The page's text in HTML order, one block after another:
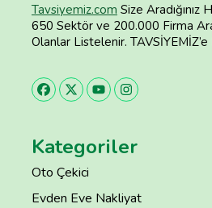
Tavsiyemiz.com Size
650 Sektör ve 200.000 Firma
Olanlar Listelenir. TAVSİYEMİZ’e
Kategoriler
Oto Çekici
Evden Eve Nakliyat